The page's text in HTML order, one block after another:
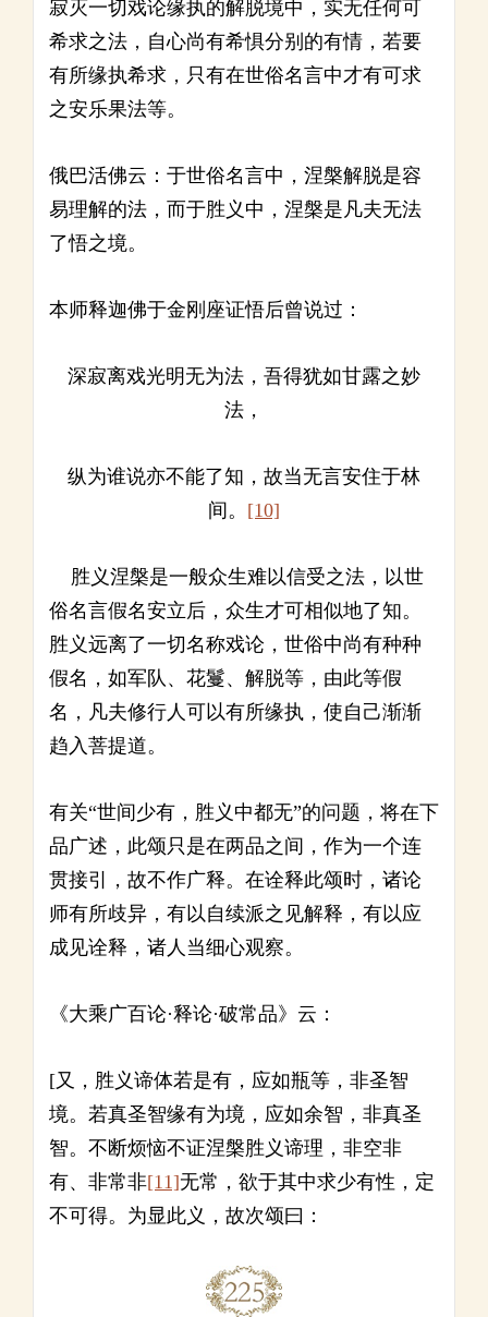
寂灭一切戏论缘执的解脱境中，实无任何可
希求之法，自心尚有希惧分别的有情，若要
有所缘执希求，只有在世俗名言中才有可求
之安乐果法等。
俄巴活佛云：于世俗名言中，涅槃解脱是容
易理解的法，而于胜义中，涅槃是凡夫无法
了悟之境。
本师释迦佛于金刚座证悟后曾说过：
深寂离戏光明无为法，吾得犹如甘露之妙
法，
纵为谁说亦不能了知，故当无言安住于林
间。 [10]
胜义涅槃是一般众生难以信受之法，以世
俗名言假名安立后，众生才可相似地了知。
胜义远离了一切名称戏论，世俗中尚有种种
假名，如军队、花鬘、解脱等，由此等假
名，凡夫修行人可以有所缘执，使自己渐渐
趋入菩提道。
有关“世间少有，胜义中都无”的问题，将在下
品广述，此颂只是在两品之间，作为一个连
贯接引，故不作广释。在诠释此颂时，诸论
师有所歧异，有以自续派之见解释，有以应
成见诠释，诸人当细心观察。
《大乘广百论·释论·破常品》云：
[又，胜义谛体若是有，应如瓶等，非圣智
境。若真圣智缘有为境，应如余智，非真圣
智。不断烦恼不证涅槃胜义谛理，非空非
有、非常非[11]无常，欲于其中求少有性，定
不可得。为显此义，故次颂曰：